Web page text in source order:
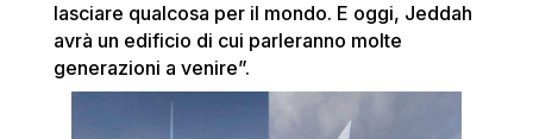
lasciare qualcosa per il mondo. E oggi, Jeddah
avrà un edificio di cui parleranno molte
generazioni a venire”.